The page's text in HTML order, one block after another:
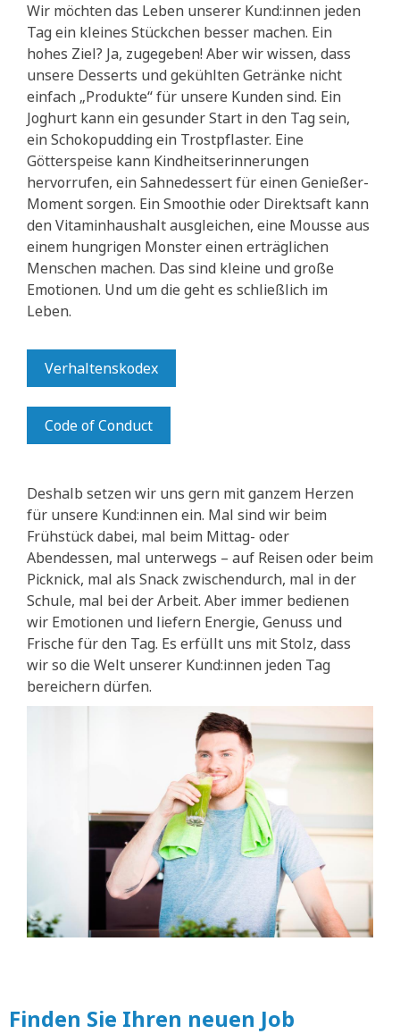
Wir möchten das Leben unserer Kund:innen jeden
Tag ein kleines Stückchen besser machen. Ein
hohes Ziel? Ja, zugegeben! Aber wir wissen, dass
unsere Desserts und gekühlten Getränke nicht
einfach „Produkte“ für unsere Kunden sind. Ein
Joghurt kann ein gesunder Start in den Tag sein,
ein Schokopudding ein Trostpflaster. Eine
Götterspeise kann Kindheitserinnerungen
hervorrufen, ein Sahnedessert für einen Genießer-
Moment sorgen. Ein Smoothie oder Direktsaft kann
den Vitaminhaushalt ausgleichen, eine Mousse aus
einem hungrigen Monster einen erträglichen
Menschen machen. Das sind kleine und große
Emotionen. Und um die geht es schließlich im
Leben.
Verhaltenskodex
Code of Conduct
Deshalb setzen wir uns gern mit ganzem Herzen
für unsere Kund:innen ein. Mal sind wir beim
Frühstück dabei, mal beim Mittag- oder
Abendessen, mal unterwegs – auf Reisen oder beim
Picknick, mal als Snack zwischendurch, mal in der
Schule, mal bei der Arbeit. Aber immer bedienen
wir Emotionen und liefern Energie, Genuss und
Frische für den Tag. Es erfüllt uns mit Stolz, dass
wir so die Welt unserer Kund:innen jeden Tag
bereichern dürfen.
Finden Sie Ihren neuen Job